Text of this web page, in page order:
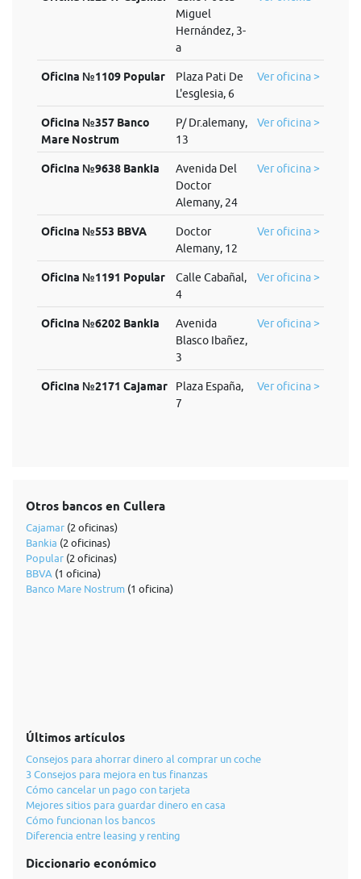
Miguel
Hernández, 3-
a
Oficina №1109 Popular
Plaza Pati De
L'esglesia, 6
Ver oficina >
Oficina №357 Banco
Mare Nostrum
P/ Dr.alemany,
13
Ver oficina >
Oficina №9638 Bankia
Avenida Del
Doctor
Alemany, 24
Ver oficina >
Oficina №553 BBVA
Doctor
Alemany, 12
Ver oficina >
Oficina №1191 Popular
Calle Cabañal,
4
Ver oficina >
Oficina №6202 Bankia
Avenida
Blasco Ibañez,
3
Ver oficina >
Oficina №2171 Cajamar
Plaza España,
7
Ver oficina >
Otros bancos en Cullera
Cajamar (2 oficinas)
Bankia (2 oficinas)
Popular (2 oficinas)
BBVA (1 oficina)
Banco Mare Nostrum (1 oficina)
Últimos artículos
Consejos para ahorrar dinero al comprar un coche
3 Consejos para mejora en tus finanzas
Cómo cancelar un pago con tarjeta
Mejores sitios para guardar dinero en casa
Cómo funcionan los bancos
Diferencia entre leasing y renting
Diccionario económico